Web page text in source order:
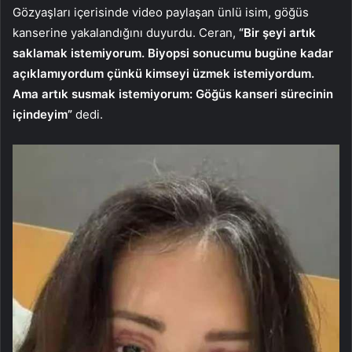
Gözyaşları içerisinde video paylaşan ünlü isim, göğüs
kanserine yakalandığını duyurdu. Ceran, “Bir şeyi artık
saklamak istemiyorum. Biyopsi sonucumu bugüne kadar
açıklamıyordum çünkü kimseyi üzmek istemiyordum.
Ama artık susmak istemiyorum: Göğüs kanseri sürecinin
içindeyim” dedi.